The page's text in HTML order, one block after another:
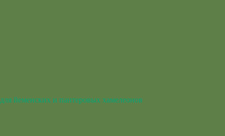
для йеменских и пантеровых хамелеонов